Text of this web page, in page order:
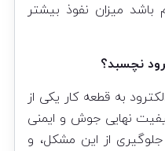
میزان نفوذ بیشتر
نچسبد؟
به قطعه کار یکی از
نهایی جوش و ایمنی
از این مشکل، و